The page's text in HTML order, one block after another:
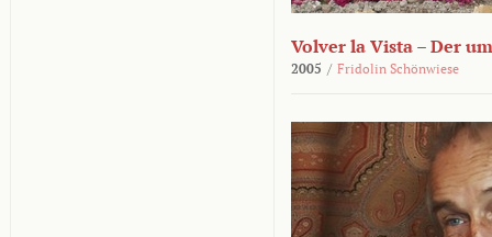
Volver la Vista – Der
2005 / Fridolin Schönwiese